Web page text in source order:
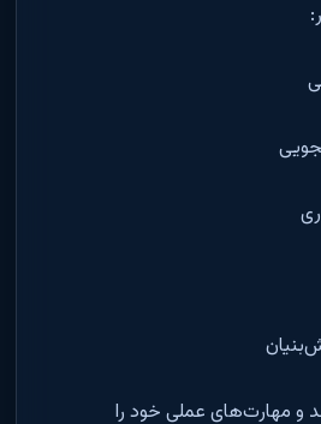
و مهارت‌های عملی خود را